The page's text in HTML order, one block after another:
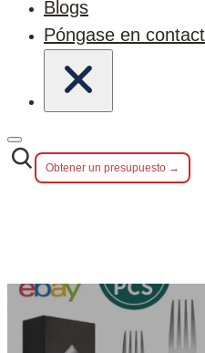
Blogs
Póngase en
Obtener un presupuesto →